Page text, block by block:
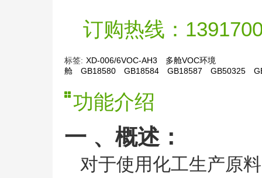
订购热线：
标签: XD-006/6VOC-AH3
多舱VOC环境
舱
GB18580 GB18584 GB18587 GB50325
功能介绍
一 、概述：
对于使用化工生产原